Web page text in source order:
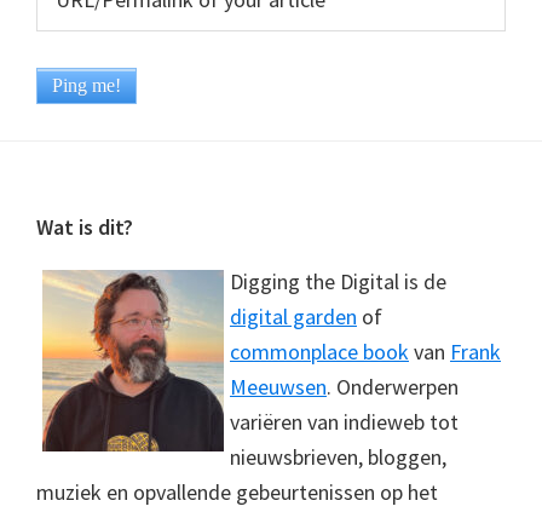
Footer
Wat is dit?
Digging the Digital is de
digital garden of
commonplace bookvan Frank
Meeuwsen. Onderwerpen
variëren van indieweb tot
nieuwsbrieven, bloggen,
muziek en opvallende gebeurtenissen op het